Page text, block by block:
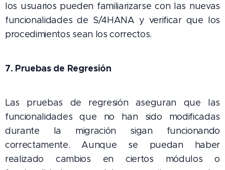
los usuarios pueden familiarizarse con las nuevas
funcionalidades de S/4HANA y verificar que los
procedimientos sean los correctos.
7. Pruebas de Regresión
Las pruebas de regresión aseguran que las
funcionalidades que no han sido modificadas
durante la migración sigan funcionando
correctamente. Aunque se puedan haber
realizado cambios en ciertos módulos o